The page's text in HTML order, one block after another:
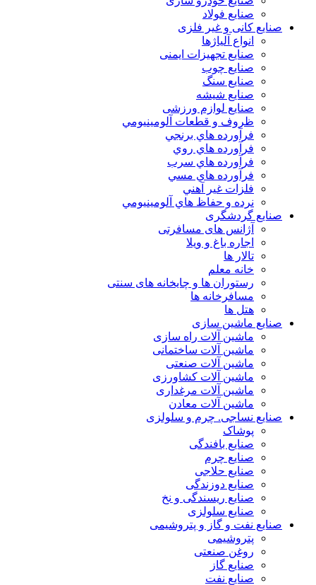
صنایع فولاد
صنایع کانی و غیر فلزی
انواع آلياژها
صنایع تجهیزات ایمنی
صنایع چوب
صنایع سنگ
صنایع شیشه
صنایع لوازم ورزشی
ظروف و قطعات آلومينيومي
فرآورده هاي برنجي
فرآورده هاي روي
فرآورده هاي سرب
فرآورده هاي مسي
فلزات غير آهني
نرده و حفاظ هاي آلومينيومي
صنایع گردشگری
آژانس های مسافرتی
اجاره باغ و ویلا
تالار ها
خانه معلم
رستوران ها و چایخانه های سنتی
مسافرخانه ها
هتل ها
صنایع ماشین سازی
ماشین آلات راه سازی
ماشین آلات ساختمانی
ماشین آلات صنعتی
ماشین آلات کشاورزی
ماشین آلات مرغداری
ماشین آلات معادن
صنایع نساجی. چرم و سلولزی
پوشاک
صنایع بافندگی
صنایع چرم
صنایع حلاجی
صنایع دوزندگی
صنایع ریسندگی و نخ
صنایع سلولزی
صنایع نفت و گاز و پتروشیمی
پتروشیمی
روغن صنعتی
صنایع گاز
صنایع نفت